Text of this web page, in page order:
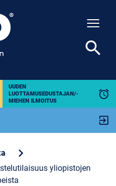
UUDEN
LUOTTAMUSEDUSTAJAN/-
MIEHEN ILMOITUS
alarm
exit_to_app
search
chevron_right
yliopistojen